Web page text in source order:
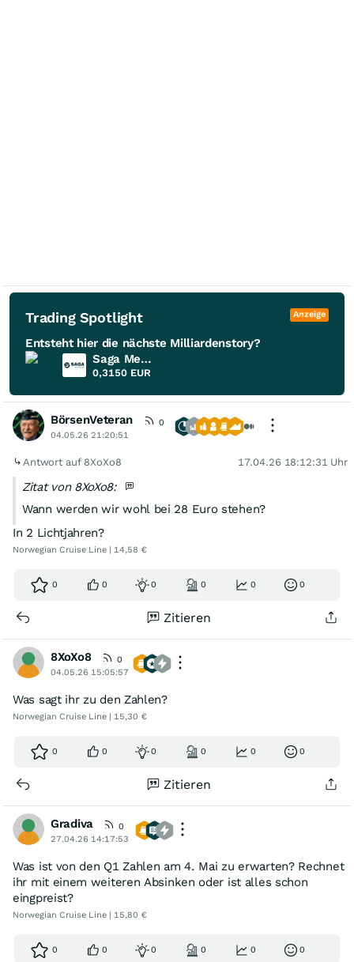
Trading Spotlight Anzeige
Entsteht hier die nächste Milliardenstory?
Saga Metals
0,3150 EUR
BörsenVeteran
0
04.05.26 21:20:51
Antwort auf 8XoXo8 17.04.26 18:12:31 Uhr
Zitat von 8XoXo8:
Wann werden wir wohl bei 28 Euro stehen?
In 2 Lichtjahren?
Norwegian Cruise Line | 14,58 €
0 0 0 0 0 0
Zitieren
8XoXo8
0
04.05.26 15:05:57
Was sagt ihr zu den Zahlen?
Norwegian Cruise Line | 15,30 €
0 0 0 0 0 0
Zitieren
Gradiva
0
27.04.26 14:17:53
Was ist von den Q1 Zahlen am 4. Mai zu erwarten? Rechnet
ihr mit einem weiteren Absinken oder ist alles schon
eingpreist?
Norwegian Cruise Line | 15,80 €
0 0 0 0 0 0